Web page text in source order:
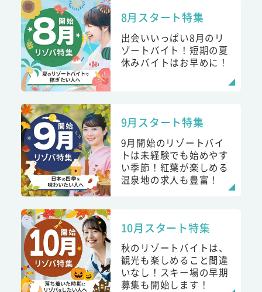
8月スタート特集
出会いいっぱい8月のリ
ゾートバイト！短期の夏
休みバイトはお早めに！
9月スタート特集
9月開始のリゾートバイ
トは未経験でも始めやす
い季節！紅葉が楽しめる
温泉地の求人も豊富！
10月スタート特集
秋のリゾートバイトは、
観光も楽しめること間違
いなし！スキー場の早期
募集も開始します！